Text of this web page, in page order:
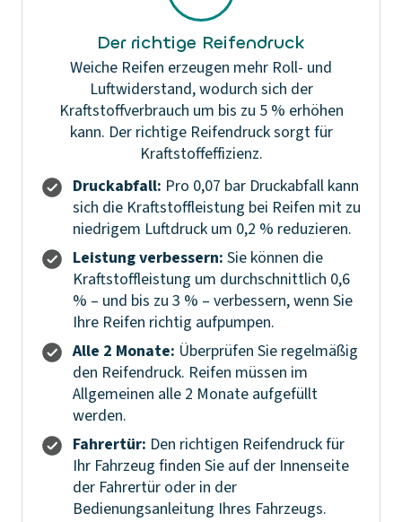
Der richtige Reifendruck
Weiche Reifen erzeugen mehr Roll- und
Luftwiderstand, wodurch sich der
Kraftstoffverbrauch um bis zu 5 % erhöhen
kann. Der richtige Reifendruck sorgt für
Kraftstoffeffizienz.
Druckabfall: Pro 0,07 bar Druckabfall kann
sich die Kraftstoffleistung bei Reifen mit zu
niedrigem Luftdruck um 0,2 % reduzieren.
Leistung verbessern: Sie können die
Kraftstoffleistung um durchschnittlich 0,6
% – und bis zu 3 % – verbessern, wenn Sie
Ihre Reifen richtig aufpumpen.
Alle 2 Monate: Überprüfen Sie regelmäßig
den Reifendruck. Reifen müssen im
Allgemeinen alle 2 Monate aufgefüllt
werden.
Fahrertür: Den richtigen Reifendruck für
Ihr Fahrzeug finden Sie auf der Innenseite
der Fahrertür oder in der
Bedienungsanleitung Ihres Fahrzeugs.